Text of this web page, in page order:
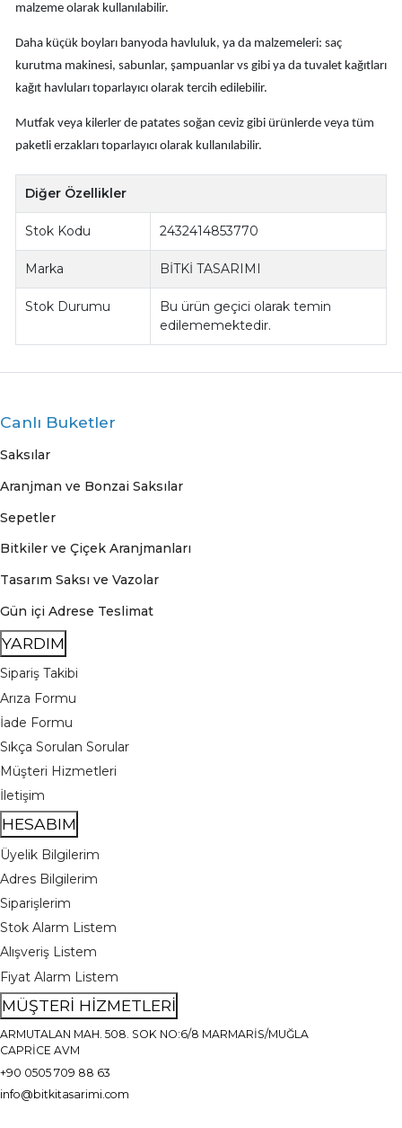
malzeme olarak kullanılabilir.
Daha küçük boyları banyoda havluluk, ya da malzemeleri: saç
kurutma makinesi, sabunlar, şampuanlar vs gibi ya da tuvalet kağıtları
kağıt havluları toparlayıcı olarak tercih edilebilir.
Mutfak veya kilerler de patates soğan ceviz gibi ürünlerde veya tüm
paketli erzakları toparlayıcı olarak kullanılabilir.
Diğer Özellikler
Stok Kodu 2432414853770
Marka BİTKİ TASARIMI
Stok Durumu
Bu ürün geçici olarak temin
edilememektedir.
Canlı Buketler
Saksılar
Aranjman ve Bonzai Saksılar
Sepetler
Bitkiler ve Çiçek Aranjmanları
Tasarım Saksı ve Vazolar
Gün içi Adrese Teslimat
YARDIM
Sipariş Takibi
Arıza Formu
İade Formu
Sıkça Sorulan Sorular
Müşteri Hizmetleri
İletişim
HESABIM
Üyelik Bilgilerim
Adres Bilgilerim
Siparişlerim
Stok Alarm Listem
Alışveriş Listem
Fiyat Alarm Listem
MÜŞTERİ HİZMETLERİ
ARMUTALAN MAH. 508. SOK NO:6/8 MARMARİS/MUĞLA
CAPRİCE AVM
+90 0505 709 88 63
info@bitkitasarimi.com